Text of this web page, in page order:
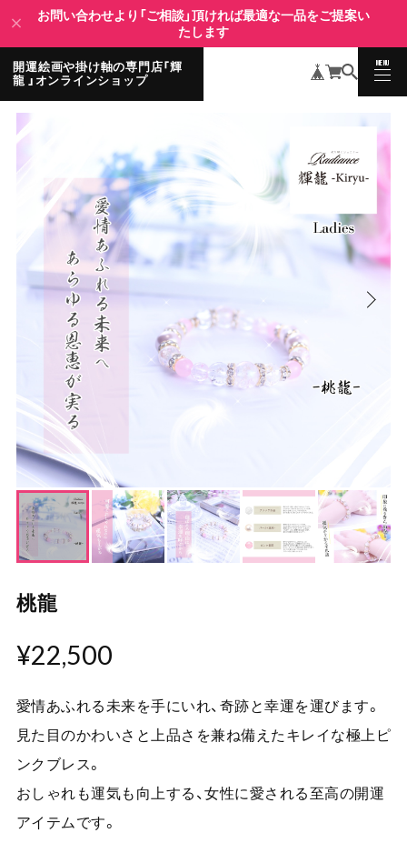
お問い合わせより「ご相談」頂ければ最適な一品をご提案い
たします
開運絵画や掛け軸の専門店「輝
龍 」オンラインショップ
MENU
CLOSE
桃龍
¥22,500
愛情あふれる未来を手にいれ、奇跡と幸運を運びます。
見た目のかわいさと上品さを兼ね備えたキレイな極上ピ
ンクブレス。
おしゃれも運気も向上する、女性に愛される至高の開運
アイテムです。